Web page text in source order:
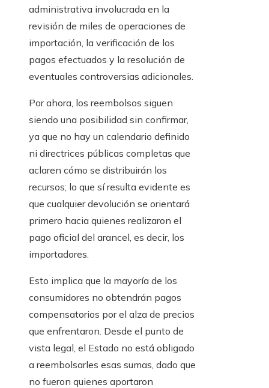
administrativa involucrada en la
revisión de miles de operaciones de
importación, la verificación de los
pagos efectuados y la resolución de
eventuales controversias adicionales.
Por ahora, los reembolsos siguen
siendo una posibilidad sin confirmar,
ya que no hay un calendario definido
ni directrices públicas completas que
aclaren cómo se distribuirán los
recursos; lo que sí resulta evidente es
que cualquier devolución se orientará
primero hacia quienes realizaron el
pago oficial del arancel, es decir, los
importadores.
Esto implica que la mayoría de los
consumidores no obtendrán pagos
compensatorios por el alza de precios
que enfrentaron. Desde el punto de
vista legal, el Estado no está obligado
a reembolsarles esas sumas, dado que
no fueron quienes aportaron